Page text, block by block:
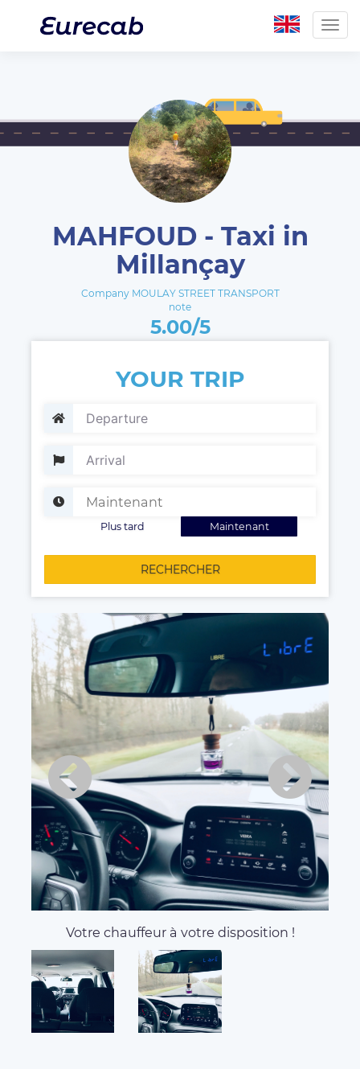
MAHFOUD - Taxi in
Millançay
Company MOULAY STREET TRANSPORT
note
5.00/5
YOUR TRIP
Maintenant
Plus tard
RECHERCHER
Votre chauffeur à votre disposition !